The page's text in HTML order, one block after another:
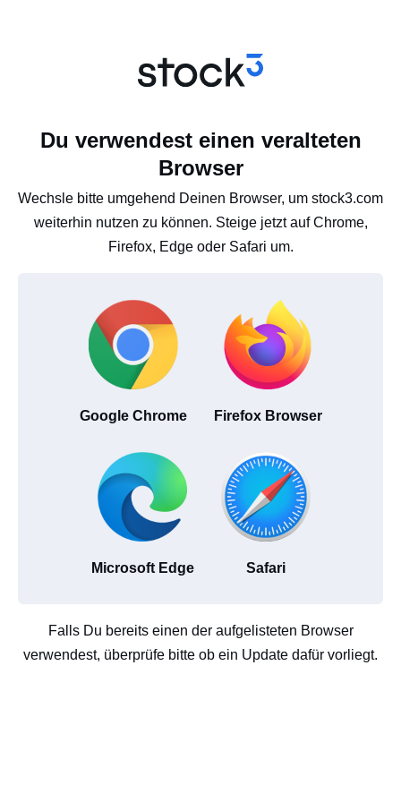
Du verwendest einen veralteten
Browser
Wechsle bitte umgehend Deinen Browser, um stock3.com
weiterhin nutzen zu können. Steige jetzt auf Chrome,
Firefox, Edge oder Safari um.
Google Chrome Firefox Browser
Microsoft Edge Safari
Falls Du bereits einen der aufgelisteten Browser
verwendest, überprüfe bitte ob ein Update dafür vorliegt.